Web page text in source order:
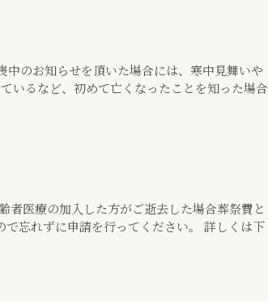
のお知らせを頂いた場合には、寒中見舞いや
いるなど、初めて亡くなったことを知った場合
医療の加入した方がご逝去した場合葬祭費と
忘れずに申請を行ってください。 詳しくは下